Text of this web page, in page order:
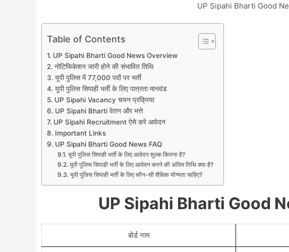
UP Sipahi Bharti Good
Table of Contents
UP Sipahi Bharti Good News Overview
नोटिफिकेशन जारी होने की संभावित तिथि
यूपी पुलिस में 77,000 पदों पर भर्ती
यूपी पुलिस सिपाही भर्ती के लिए पात्रता मानदंड
UP Sipahi Vacancy चयन प्रक्रिया
UP Sipahi Bharti वेतन और भत्ते
UP Sipahi Recruitment ऐसे करे आवेदन
Important Links
UP Sipahi Bharti Good News FAQ
यूपी पुलिस सिपाही भर्ती के लिए आवेदन शुल्क कितना है?
यूपी पुलिस सिपाही भर्ती के लिए आवेदन करने की अंतिम तिथि क्या है?
यूपी पुलिस सिपाही भर्ती के लिए कौन-सी शैक्षिक योग्यता चाहिए?
UP Sipahi Bharti Good
बोर्ड नाम